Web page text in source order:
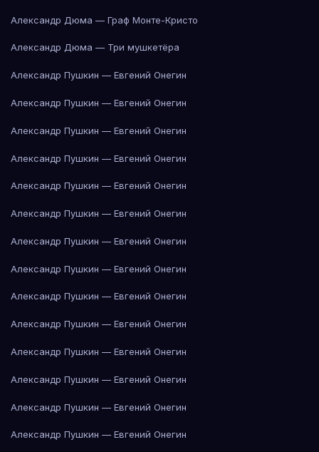
Александр Дюма — Граф Монте-Кристо
Александр Дюма — Три мушкетёра
Александр Пушкин — Евгений Онегин
Александр Пушкин — Евгений Онегин
Александр Пушкин — Евгений Онегин
Александр Пушкин — Евгений Онегин
Александр Пушкин — Евгений Онегин
Александр Пушкин — Евгений Онегин
Александр Пушкин — Евгений Онегин
Александр Пушкин — Евгений Онегин
Александр Пушкин — Евгений Онегин
Александр Пушкин — Евгений Онегин
Александр Пушкин — Евгений Онегин
Александр Пушкин — Евгений Онегин
Александр Пушкин — Евгений Онегин
Александр Пушкин — Евгений Онегин